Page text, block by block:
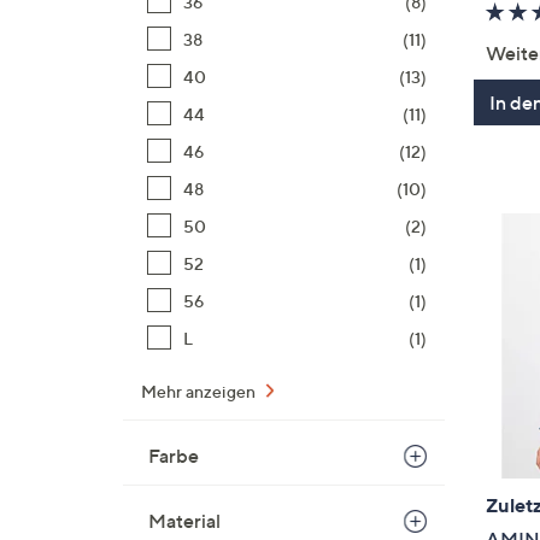
38
(11)
40
(13)
44
(11)
46
(12)
48
(10)
50
(2)
52
(1)
56
(1)
L
(1)
Mehr anzeigen
Farbe
Material
In